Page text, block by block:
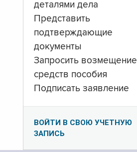
деталями дела
Представить
подтверждающие
документы
Запросить возмещение
средств пособия
Подписать заявление
ВОЙТИ В СВОЮ УЧЕТНУЮ
ЗАПИСЬ